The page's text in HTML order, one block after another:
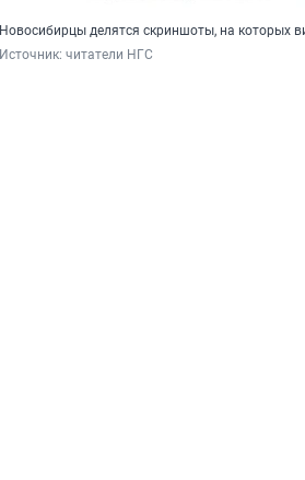
Новосибирцы делятся скриншоты, на которых
Источник: читатели НГС